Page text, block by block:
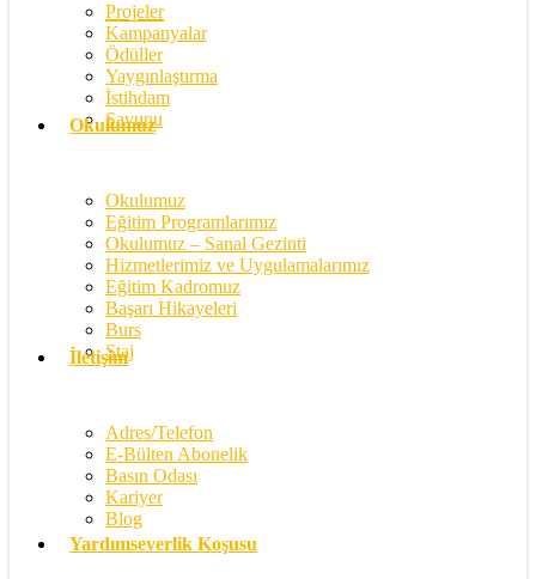
Projeler
Kampanyalar
Ödüller
Yaygınlaştırma
İstihdam
Savunu
Okulumuz
Okulumuz
Eğitim Programlarımız
Okulumuz – Sanal Gezinti
Hizmetlerimiz ve Uygulamalarımız
Eğitim Kadromuz
Başarı Hikayeleri
Burs
Staj
İletişim
Adres/Telefon
E-Bülten Abonelik
Basın Odası
Kariyer
Blog
Yardımseverlik Koşusu